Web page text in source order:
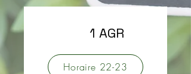
1 AGR
Horaire 22-23